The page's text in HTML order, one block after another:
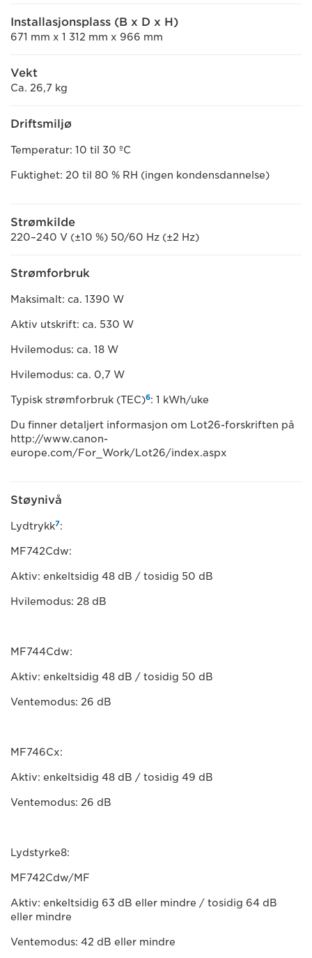
Installasjonsplass (B x D x H)
671 mm x 1 312 mm x 966 mm
Vekt
Ca. 26,7 kg
Driftsmiljø
Temperatur: 10 til 30 ºC
Fuktighet: 20 til 80 % RH (ingen kondensdannelse)
Strømkilde
220–240 V (±10 %) 50/60 Hz (±2 Hz)
Strømforbruk
Maksimalt: ca. 1390 W
Aktiv utskrift: ca. 530 W
Hvilemodus: ca. 18 W
Hvilemodus: ca. 0,7 W
Typisk strømforbruk (TEC)6: 1 kWh/uke
Du finner detaljert informasjon om Lot26-forskriften på
http://www.canon-
europe.com/For_Work/Lot26/index.aspx
Støynivå
Lydtrykk7:
MF742Cdw:
Aktiv: enkeltsidig 48 dB / tosidig 50 dB
Hvilemodus: 28 dB
MF744Cdw:
Aktiv: enkeltsidig 48 dB / tosidig 50 dB
Ventemodus: 26 dB
MF746Cx:
Aktiv: enkeltsidig 48 dB / tosidig 49 dB
Ventemodus: 26 dB
Lydstyrke8:
MF742Cdw/MF
Aktiv: enkeltsidig 63 dB eller mindre / tosidig 64 dB
eller mindre
Ventemodus: 42 dB eller mindre